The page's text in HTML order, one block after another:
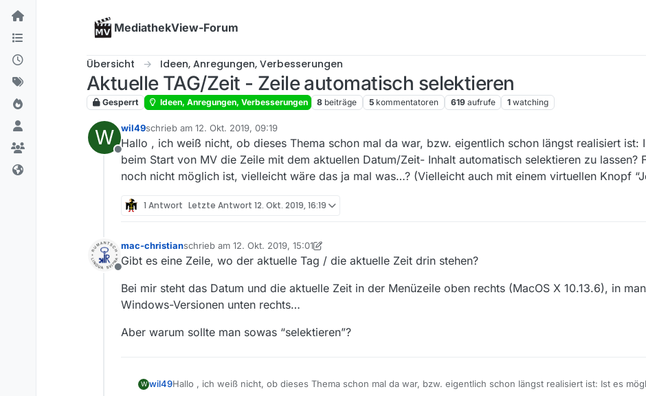
Skip to content
MediathekView-Forum
Übersicht Ideen, Anregungen, Verbesserungen
Aktuelle TAG/Zeit - Zeile automatisch selektieren
Gesperrt Ideen, Anregungen, Verbesserungen 8 beiträge 5 kommentatoren 619 aufrufe 1 watching
W
Offline
wil49schrieb am 12. Okt. 2019, 09:19
zuletzt editiert von
Hallo , ich weiß nicht, ob dieses Thema schon mal da war, bzw. eigentlich schon längst realisiert ist:
beim Start von MV die Zeile mit dem aktuellen Datum/Zeit- Inhalt automatisch selektieren zu lassen?
noch nicht möglich ist, vielleicht wäre das ja mal was…? (Vielleicht auch mit einem virtuellen Knopf
1 Antwort Letzte Antwort 12. Okt. 2019, 16:19
Offline
mac-christianschrieb am 12. Okt. 2019, 15:01
zuletzt editiert von mac-christian
Gibt es eine Zeile, wo der aktuelle Tag / die aktuelle Zeit drin stehen?
Bei mir steht das Datum und die aktuelle Zeit in der Menüzeile oben rechts (MacOS X 10.13.6), in
Windows-Versionen unten rechts…
Aber warum sollte man sowas “selektieren”?
W wil49Hallo , ich weiß nicht, ob dieses Thema schon mal da war, bzw. eigentlich schon längst realisiert ist: Ist es